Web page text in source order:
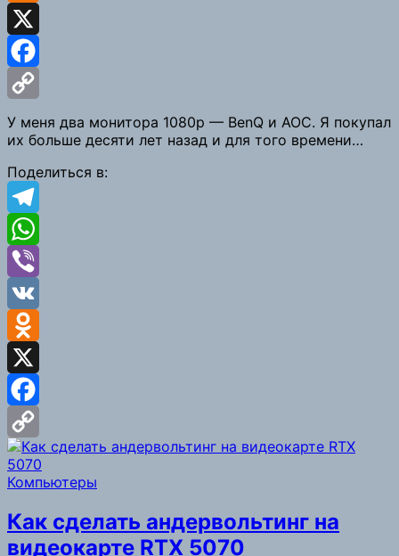
Odnoklassniki
X
Facebook
Copy
Link
У меня два монитора 1080p — BenQ и AOC. Я покупал
их больше десяти лет назад и для того времени…
Поделиться в:
Telegram
WhatsApp
Viber
VK
Odnoklassniki
X
Facebook
Copy
Link
Компьютеры
Как сделать андервольтинг на
видеокарте RTX 5070